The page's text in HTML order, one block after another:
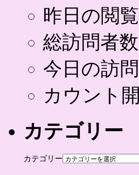
昨日の閲
総訪問者
今日の訪
カウント
カテゴリー
カテゴリー